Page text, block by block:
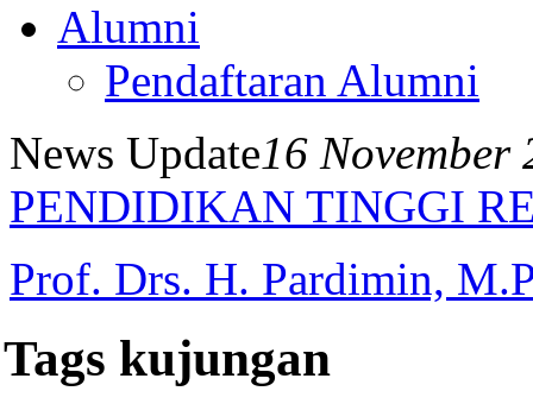
Alumni
Pendaftaran Alumni
News Update16
PENDIDIKAN TINGGI
Prof. Drs. H. Pardimin,
Tags kujungan